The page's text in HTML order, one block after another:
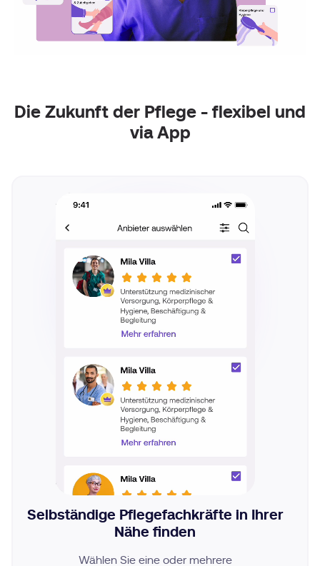
Die Zukunft der Pflege - flexibel und
via App
Selbständige Pflegefachkräfte in Ihrer
Nähe finden
Wählen Sie eine oder mehrere